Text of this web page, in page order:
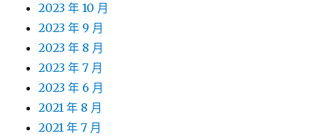
2023 年 10 月
2023 年 9 月
2023 年 8 月
2023 年 7 月
2023 年 6 月
2021 年 8 月
2021 年 7 月